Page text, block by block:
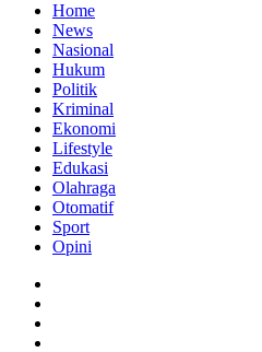
Home
News
Nasional
Hukum
Politik
Kriminal
Ekonomi
Lifestyle
Edukasi
Olahraga
Otomatif
Sport
Opini